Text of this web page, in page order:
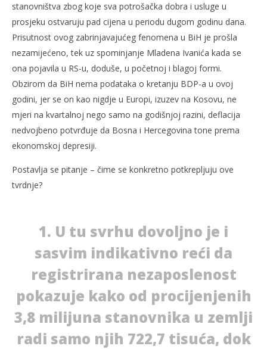
stanovništva zbog koje sva potrošačka dobra i usluge u
prosjeku ostvaruju pad cijena u periodu dugom godinu dana.
Prisutnost ovog zabrinjavajućeg fenomena u BiH je prošla
nezamijećeno, tek uz spominjanje Mladena Ivanića kada se
ona pojavila u RS-u, doduše, u početnoj i blagoj formi.
Obzirom da BiH nema podataka o kretanju BDP-a u ovoj
godini, jer se on kao nigdje u Europi, izuzev na Kosovu, ne
mjeri na kvartalnoj nego samo na godišnjoj razini, deflacija
nedvojbeno potvrđuje da Bosna i Hercegovina tone prema
ekonomskoj depresiji.
Postavlja se pitanje – čime se konkretno potkrepljuju ove
tvrdnje?
1. U tu svrhu dovoljno je i
sasvim indikativno reći da
registrirana nezaposlenost
pokazuje kako od procijenjenih
3,8 milijuna stanovnika u zemlji
radi samo njih 722,7 tisuća, dok